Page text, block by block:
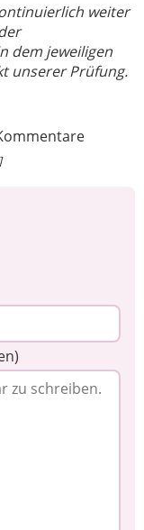
weiter
dem jeweiligen
unserer Prüfung.